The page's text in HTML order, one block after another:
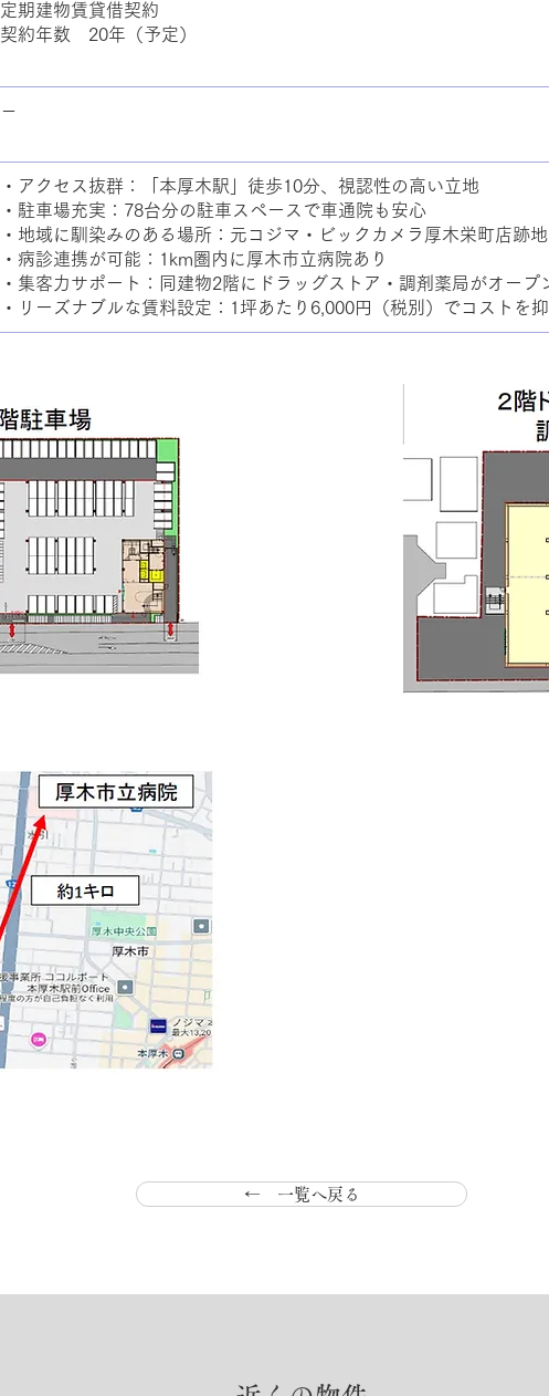
定期建物賃貸借契約
契約年数 20年（予定）
－
・アクセス抜群：「本厚木駅」徒歩10分、視認性の高い立地
・駐車場充実：78台分の駐車スペースで車通院も安心
・地域に馴染みのある場所：元コジマ・ビックカメラ厚木栄町店跡地
・病診連携が可能：1km圏内に厚木市立病院あり
・集客力サポート：同建物2階にドラッグストア・調剤薬局がオープ
・リーズナブルな賃料設定：1坪あたり6,000円（税別）でコストを
← 一覧へ戻る